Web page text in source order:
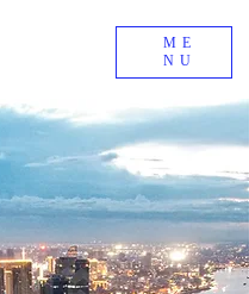
ME
NU